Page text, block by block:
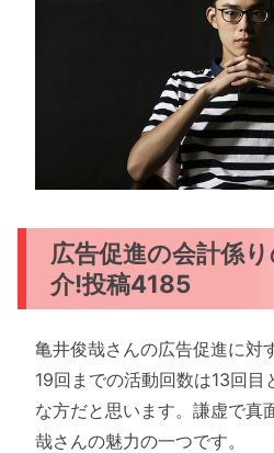
広告促進の会計係
介!投稿4185
亀井俊哉さんの広告促進に対
19回までの活動回数は13回目
な方だと思います。謙虚で真
哉さんの魅力の一つです。